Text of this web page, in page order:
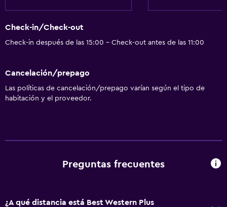
Check-in/Check-out
Check-in después de las 15:00 - Check-out antes de las 11:00
Cancelación/prepago
Las políticas de cancelación/prepago varían según el tipo de
habitación y el proveedor.
Preguntas frecuentes
¿A qué distancia está Best Western Plus